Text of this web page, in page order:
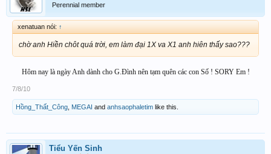
Perennial member
xenatuan nói: ↑
chờ anh Hiền chôt quá trời, em làm đại 1X va X1 anh hiên thấy sao???
Hôm nay là ngày Anh dành cho G.Đình nên tạm quên các con Số ! SORY Em !
7/8/10
Hồng_Thất_Công MEGAI and anhsaophaletim like this.
Tiểu Yến Sinh